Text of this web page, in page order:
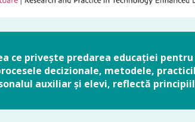
ce privește predarea educației
decizionale, metodele,
auxiliar și elevi, reflectă